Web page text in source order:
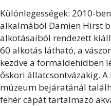
Különlegességek: 2010-
alkalmából Damien Hirst
alkotásaiból rendezett
60 alkotás látható, a
kezdve a formaldehidben
őskori állatcsontvázakig.
múzeum bejáratánál
fehér cápát tartalmazó